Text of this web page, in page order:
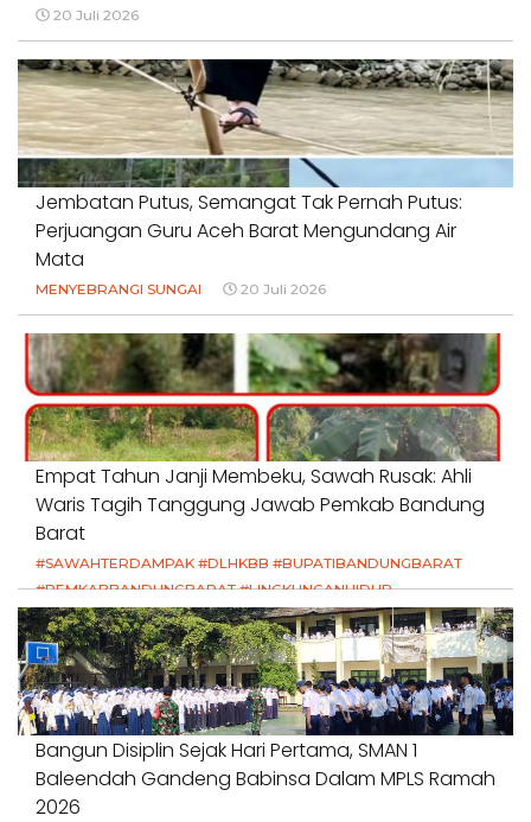
20 Juli 2026
Jembatan Putus, Semangat Tak Pernah Putus:
Perjuangan Guru Aceh Barat Mengundang Air
Mata
MENYEBRANGI SUNGAI 20 Juli 2026
Empat Tahun Janji Membeku, Sawah Rusak: Ahli
Waris Tagih Tanggung Jawab Pemkab Bandung
Barat
#SAWAHTERDAMPAK #DLHKBB #BUPATIBANDUNGBARAT
#PEMKABBANDUNGBARAT #LINGKUNGANHIDUP
#HAKPETANI #KEADILANUNTUKPETANI
#NORMALISASISALURAN #IRIGASIRUSAK
#DUGAANPENCEMARAN #AKUNTABILITASPEMERINTAH
18 Juli 2026
Bangun Disiplin Sejak Hari Pertama, SMAN 1
Baleendah Gandeng Babinsa Dalam MPLS Ramah
2026